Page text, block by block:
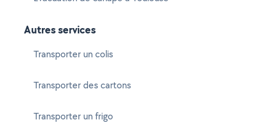
Autres services
Transporter un colis
Transporter des cartons
Transporter un frigo